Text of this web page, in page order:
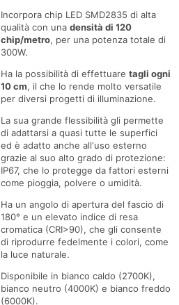
Incorpora chip LED SMD2835 di alta
qualità con una densità di 120
chip/metro, per una potenza totale di
300W.
Ha la possibilità di effettuare tagli ogni
10 cm, il che lo rende molto versatile
per diversi progetti di illuminazione.
La sua grande flessibilità gli permette
di adattarsi a quasi tutte le superfici
ed è adatto anche all'uso esterno
grazie al suo alto grado di protezione:
IP67, che lo protegge da fattori esterni
come pioggia, polvere o umidità.
Ha un angolo di apertura del fascio di
180° e un elevato indice di resa
cromatica (CRI>90), che gli consente
di riprodurre fedelmente i colori, come
la luce naturale.
Disponibile in bianco caldo (2700K),
bianco neutro (4000K) e bianco freddo
(6000K).